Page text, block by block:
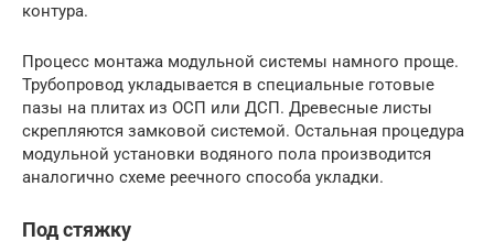
контура.
Процесс монтажа модульной системы намного проще.
Трубопровод укладывается в специальные готовые
пазы на плитах из ОСП или ДСП. Древесные листы
скрепляются замковой системой. Остальная процедура
модульной установки водяного пола производится
аналогично схеме реечного способа укладки.
Под стяжку